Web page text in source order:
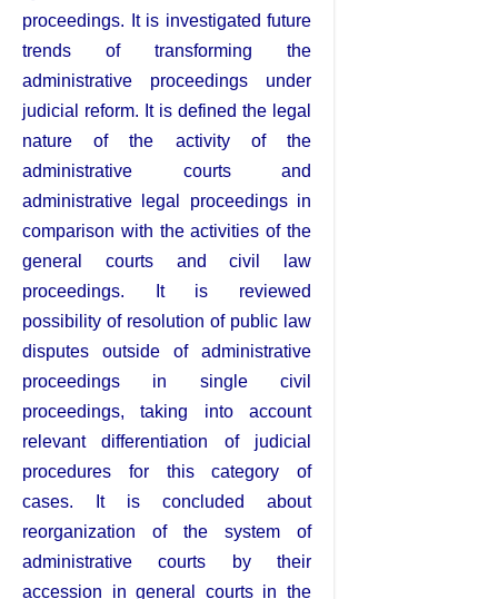
proceedings. It is investigated future
trends of transforming the
administrative proceedings under
judicial reform. It is defined the legal
nature of the activity of the
administrative courts and
administrative legal proceedings in
comparison with the activities of the
general courts and civil law
proceedings. It is reviewed
possibility of resolution of public law
disputes outside of administrative
proceedings in single civil
proceedings, taking into account
relevant differentiation of judicial
procedures for this category of
cases. It is concluded about
reorganization of the system of
administrative courts by their
accession in general courts in the